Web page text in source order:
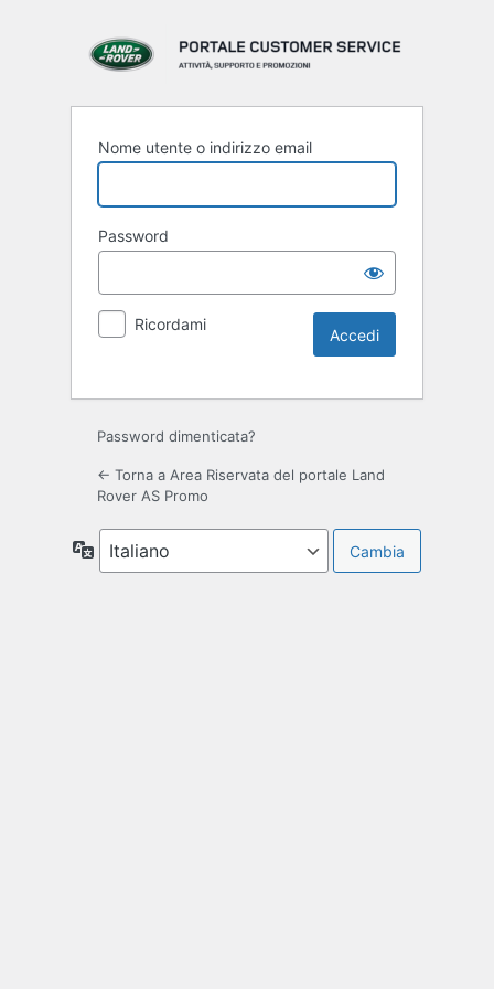
Nome utente o indirizzo email
Password
Ricordami
Password dimenticata?
← Torna a Area Riservata del portale Land
Rover AS Promo
Lingua